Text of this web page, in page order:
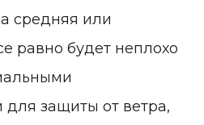
средняя или
равно будет неплохо
защиты от ветра,